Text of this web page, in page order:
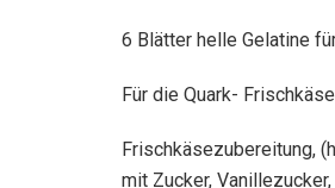
6 Blätter helle Gelatine
Für die Quark-
Frischkäsezubereitung,
mit Zucker,